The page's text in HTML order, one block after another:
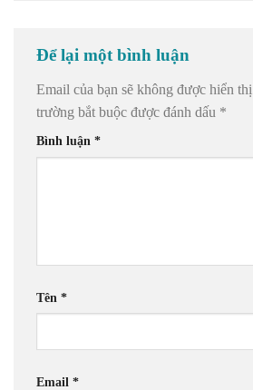
Để lại một bình luận
Email của bạn sẽ không được hiển
trường bắt buộc được đánh dấu *
Bình luận *
Tên *
Email *